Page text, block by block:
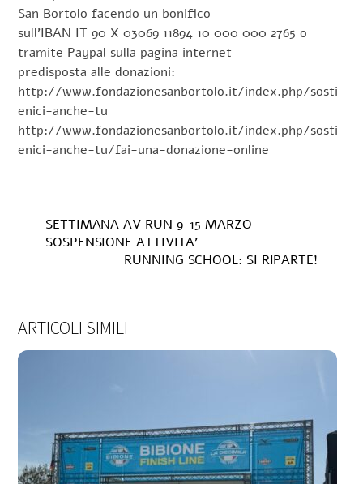
San Bortolo facendo un bonifico
sull’IBAN IT 90 X 03069 11894 10 000 000 2765 o
tramite Paypal sulla pagina internet
predisposta alle donazioni:
http://www.fondazionesanbortolo.it/index.php/sosti
enici-anche-tu
http://www.fondazionesanbortolo.it/index.php/sosti
enici-anche-tu/fai-una-donazione-online
SETTIMANA AV RUN 9-15 MARZO –
SOSPENSIONE ATTIVITA’
RUNNING SCHOOL: SI RIPARTE!
ARTICOLI SIMILI